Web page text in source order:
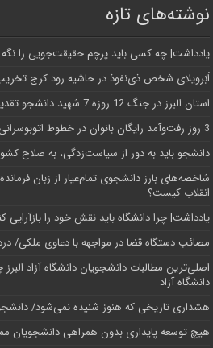
نوشته‌های تازه
یادداشت| ‌چه کسی باید پرچم حقیقت‌جویی را نگه
اَبَر‌ویلای شخص ذی‌نفوذ در حاشیه‌ رود کرج
استان البرز در جنگ 12 روزه 7 شهید دانشجو تقدیم انقلاب کرد
3 روز رفت‌وآمد رایگان بانوان در خطوط اتوبوسرانی شهری کرج
دانشجو باید به دور از سیاست‌زدگی، به صلاح
شاخصه‌های بارز دانشجوی تمام‌عیار از زبان
انقلاب کیست؟
یادداشت| چرا دانشگاه باید نقش خود را بازآرایی
مصائب دستگاه قضا در مواجهه با دعاوی ملکی/
اصلی‌ترین مطالبات دانشجویان دانشگاه آزاد
دانشگاه آز‌اد
هشداری تاریخی که هنوز شنیده نمی‌شود/
هیچ توسعه پایداری بدون همراهی دانشجویان